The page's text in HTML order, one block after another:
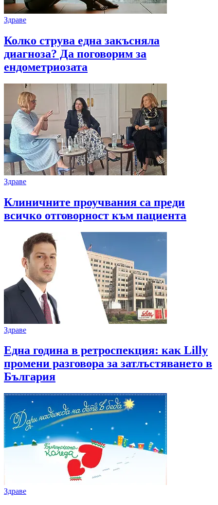
Здраве
Колко струва една закъсняла
диагноза? Да поговорим за
ендометриозата
Здраве
Клиничните проучвания са преди
всичко отговорност към пациента
Здраве
Една година в ретроспекция: как Lilly
промени разговора за затлъстяването в
България
Здраве